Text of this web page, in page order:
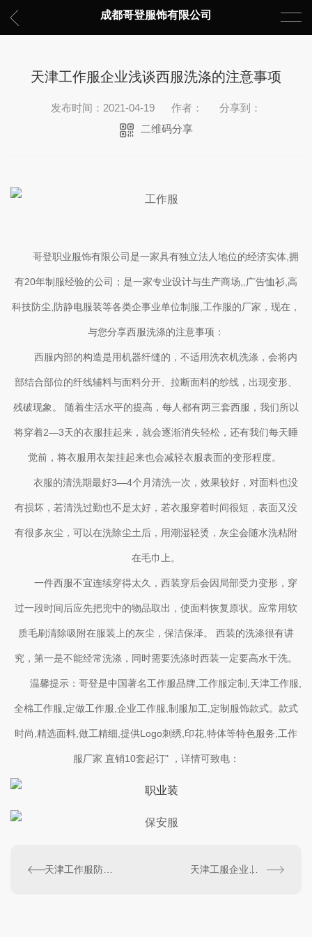
成都哥登服饰有限公司
天津工作服企业浅谈西服洗涤的注意事项
发布时间：2021-04-19 作者：
分享到：
二维码分享
哥登职业服饰有限公司是一家具有独立法人地位的经济实体,拥
有20年制服经验的公司；是一家专业设计与生产商场,,广告恤衫,高
科技防尘,防静电服装等各类企事业单位制服,工作服的厂家，现在，
与您分享西服洗涤的注意事项：
西服内部的构造是用机器纤缝的，不适用洗衣机洗涤，会将内
部结合部位的纤线辅料与面料分开、拉断面料的纱线，出现变形、
残破现象。 随着生活水平的提高，每人都有两三套西服，我们所以
将穿着2—3天的衣服挂起来，就会逐渐消失轻松，还有我们每天睡
觉前，将衣服用衣架挂起来也会减轻衣服表面的变形程度。
衣服的清洗期最好3—4个月清洗一次，效果较好，对面料也没
有损坏，若清洗过勤也不是太好，若衣服穿着时间很短，表面又没
有很多灰尘，可以在洗除尘土后，用潮湿轻烫，灰尘会随水洗粘附
在毛巾上。
一件西服不宜连续穿得太久，西装穿后会因局部受力变形，穿
过一段时间后应先把兜中的物品取出，使面料恢复原状。应常用软
质毛刷清除吸附在服装上的灰尘，保洁保泽。 西装的洗涤很有讲
究，第一是不能经常洗涤，同时需要洗涤时西装一定要高水干洗。
温馨提示：哥登是中国著名工作服品牌,工作服定制,天津工作服,
全棉工作服,定做工作服,企业工作服,制服加工,定制服饰款式。款式
时尚,精选面料,做工精细,提供Logo刺绣,印花,特体等特色服务,工作
服厂家 直销10套起订" ，详情可致电：
天津工作服防静电超净面料的鉴别方法